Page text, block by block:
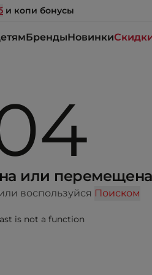
и копи бонусы
БрендыНовинки
или перемещена
воспользуйся Поиском
is not a function